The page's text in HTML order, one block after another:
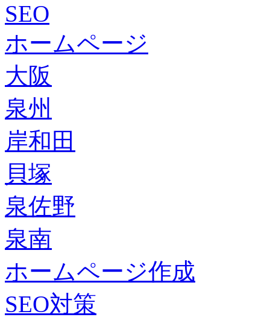
SEO
ホームページ
大阪
泉州
岸和田
貝塚
泉佐野
泉南
ホームページ作成
SEO対策